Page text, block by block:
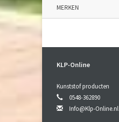
MERKEN
KLP-Online
Kunststof producten
0548-362890
Info@Klp-Online.nl